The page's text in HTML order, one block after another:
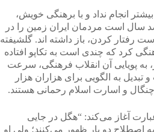
انجام نداد و با برهنگی خویش،
سال است مردمان ایران زمین را در
رفتار کردن، باز داشته اند. گلشیفته
کرد که چندی است به تکاپو افتاده
به پویایی آن انقلاب فرهنگی، سرعت
به الگویی برای هزاران هزار
و اسارت اسلام رحمانی هستند.
آغاز می‌کند: “هگل در جایی
دو بار ظهور می‌کنند؛ ولی او